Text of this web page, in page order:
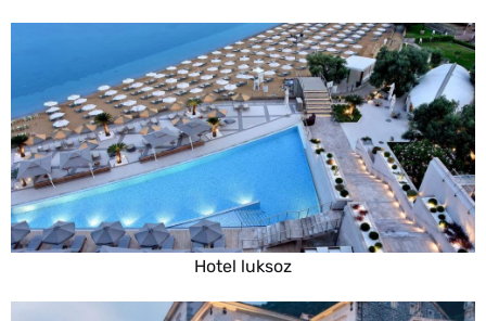
Hotel luksoz